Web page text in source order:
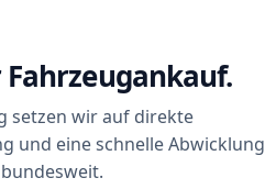
setzen wir auf direkte
und eine schnelle Abwicklung